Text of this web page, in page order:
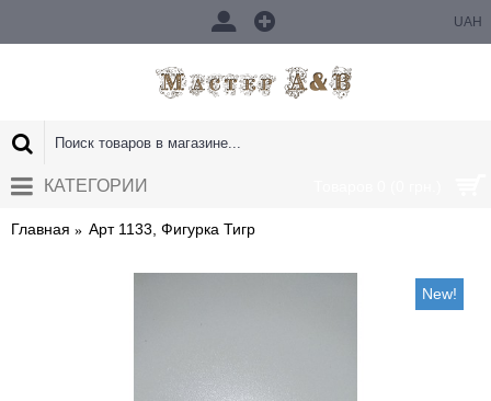
UAH
КАТЕГОРИИ
Главная Арт 1133, Фигурка Тигр
New!